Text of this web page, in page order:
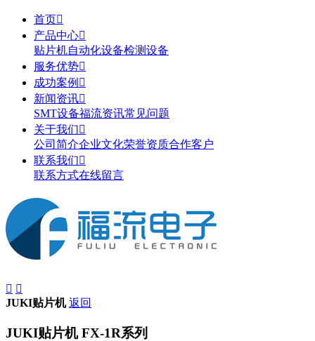
首页
产品中心
贴片机自动化设备检测设备
服务优势
成功案例 
新闻资讯
SMT设备福流资讯常见问题
关于我们
公司简介企业文化荣誉资质合作客户
联系我们
联系方式在线留言
 
JUKI贴片机 返回
JUKI贴片机 FX-1R系列